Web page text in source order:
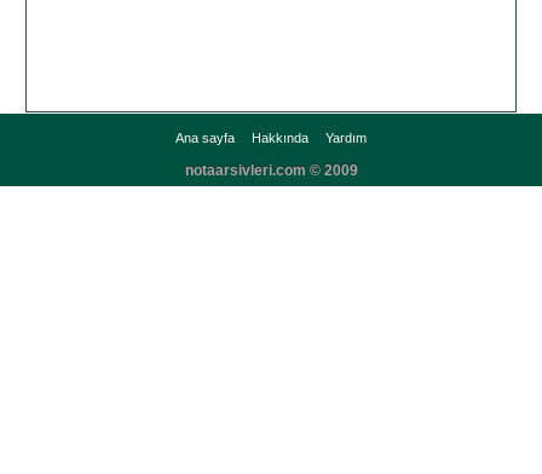
Ana sayfa Hakkında Yardım
notaarsivleri.com © 2009